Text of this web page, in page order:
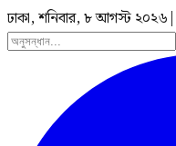
ঢাকা, শনিবার, ৮ আগস্ট ২০২৬ |